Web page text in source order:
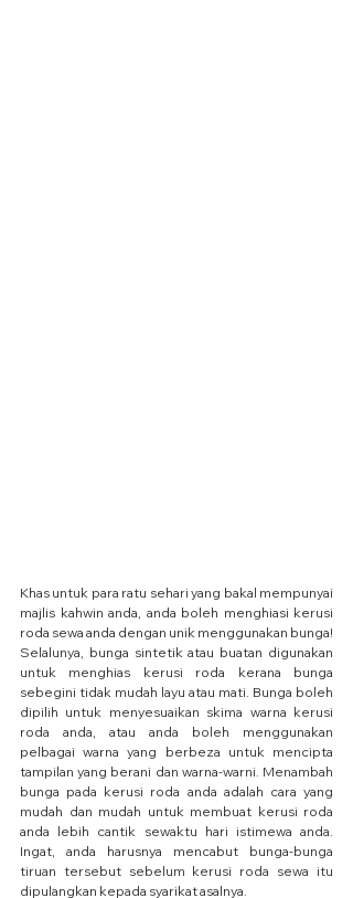
Khas untuk para ratu sehari yang bakal mempunyai
majlis kahwin anda, anda boleh menghiasi kerusi
roda sewa anda dengan unik menggunakan bunga!
Selalunya, bunga sintetik atau buatan digunakan
untuk menghias kerusi roda kerana bunga
sebegini tidak mudah layu atau mati. Bunga boleh
dipilih untuk menyesuaikan skima warna kerusi
roda anda, atau anda boleh menggunakan
pelbagai warna yang berbeza untuk mencipta
tampilan yang berani dan warna-warni. Menambah
bunga pada kerusi roda anda adalah cara yang
mudah dan mudah untuk membuat kerusi roda
anda lebih cantik sewaktu hari istimewa anda.
Ingat, anda harusnya mencabut bunga-bunga
tiruan tersebut sebelum kerusi roda sewa itu
dipulangkan kepada syarikat asalnya.